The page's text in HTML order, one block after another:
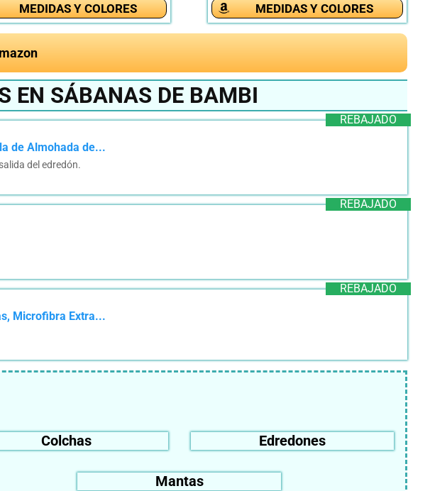
MEDIDAS Y COLORES MEDIDAS Y COLORES
EN SÁBANAS DE BAMBI
REBAJADO
de Almohada de...
del edredón.
REBAJADO
REBAJADO
Microfibra Extra...
Colchas Edredones
Mantas